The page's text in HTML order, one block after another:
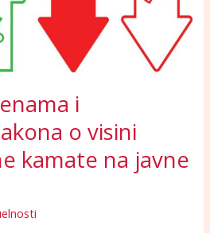
i
o visini
kamate na javne